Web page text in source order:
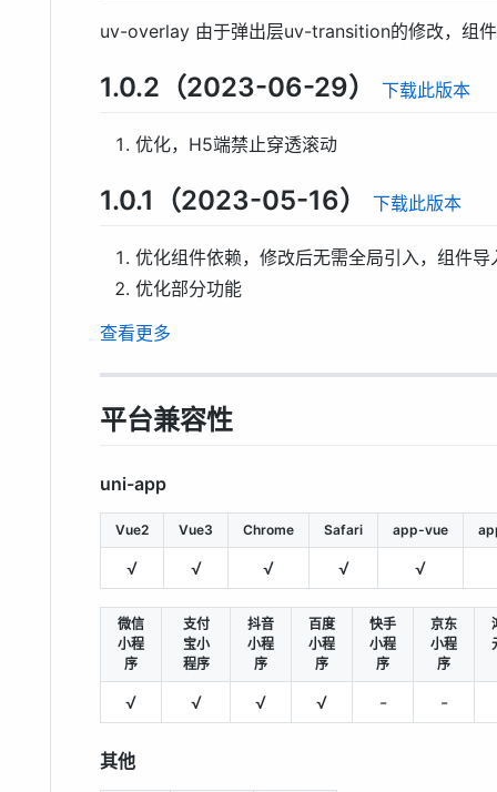
uv-overlay 由于弹出层uv-transition的修改，组
1.0.2（2023-06-29） 下载此版本
优化，H5端禁止穿透滚动
1.0.1（2023-05-16） 下载此版本
优化组件依赖，修改后无需全局引入，组件导
优化部分功能
查看更多
平台兼容性
uni-app
Vue2 Vue3 Chrome Safari app-vue
√ √ √ √ √
微信
小程
序
支付
宝小
程序
抖音
小程
序
百度
小程
序
快手
小程
序
京东
小程
序
√ √ √ √ - -
其他